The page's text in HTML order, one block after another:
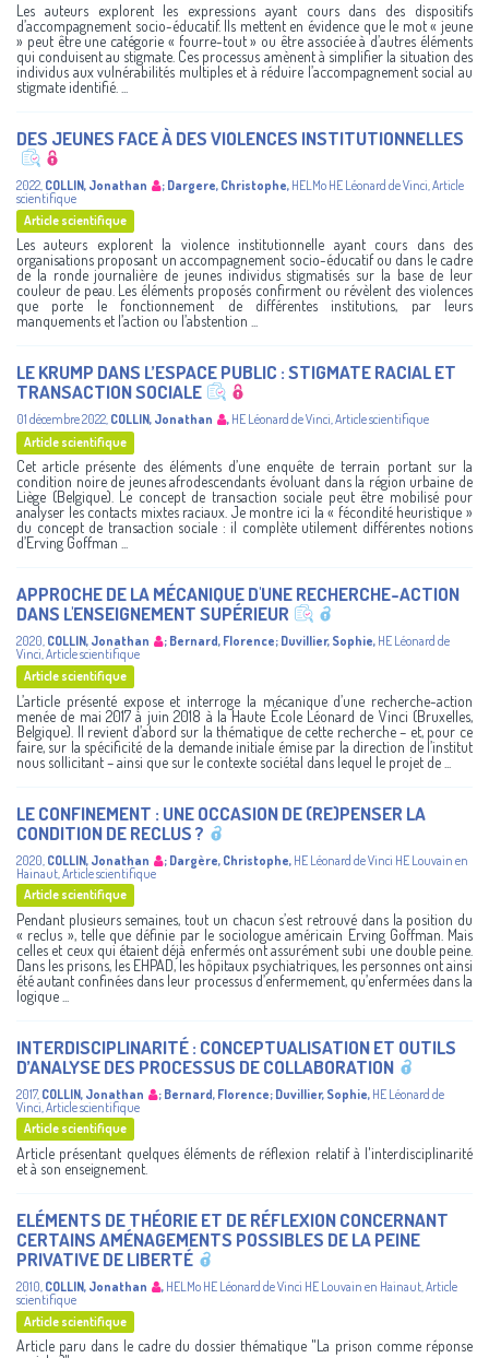
Les auteurs explorent les expressions ayant cours dans des dispositifs
d’accompagnement socio-éducatif. Ils mettent en évidence que le mot « jeune
» peut être une catégorie « fourre-tout » ou être associée à d’autres éléments
qui conduisent au stigmate. Ces processus amènent à simplifier la situation des
individus aux vulnérabilités multiples et à réduire l’accompagnement social au
stigmate identifié. ...
DES JEUNES FACE À DES VIOLENCES INSTITUTIONNELLES
2022, COLLIN, Jonathan ; Dargere, Christophe, HELMo HE Léonard de Vinci,Article
scientifique
Article scientifique
Les auteurs explorent la violence institutionnelle ayant cours dans des
organisations proposant un accompagnement socio-éducatif ou dans le cadre
de la ronde journalière de jeunes individus stigmatisés sur la base de leur
couleur de peau. Les éléments proposés confirment ou révèlent des violences
que porte le fonctionnement de différentes institutions, par leurs
manquements et l’action ou l’abstention ...
LE KRUMP DANS L’ESPACE PUBLIC : STIGMATE RACIAL ET
TRANSACTION SOCIALE
01 décembre 2022, COLLIN, Jonathan , HE Léonard de Vinci,Article scientifique
Article scientifique
Cet article présente des éléments d’une enquête de terrain portant sur la
condition noire de jeunes afrodescendants évoluant dans la région urbaine de
Liège (Belgique). Le concept de transaction sociale peut être mobilisé pour
analyser les contacts mixtes raciaux. Je montre ici la « fécondité heuristique »
du concept de transaction sociale : il complète utilement différentes notions
d’Erving Goffman ...
APPROCHE DE LA MÉCANIQUE D'UNE RECHERCHE-ACTION
DANS L'ENSEIGNEMENT SUPÉRIEUR
2020, COLLIN, Jonathan ; Bernard, Florence; Duvillier, Sophie, HE Léonard de
Vinci,Article scientifique
Article scientifique
L’article présenté expose et interroge la mécanique d’une recherche-action
menée de mai 2017 à juin 2018 à la Haute École Léonard de Vinci (Bruxelles,
Belgique). Il revient d’abord sur la thématique de cette recherche – et, pour ce
faire, sur la spécificité de la demande initiale émise par la direction de l’institut
nous sollicitant – ainsi que sur le contexte sociétal dans lequel le projet de ...
LE CONFINEMENT : UNE OCCASION DE (RE)PENSER LA
CONDITION DE RECLUS ?
2020 COLLIN, Jonathan ; Dargère, Christophe, HE Léonard de Vinci HE Louvain en
Hainaut Article scientifique
Article scientifique
Pendant plusieurs semaines, tout un chacun s’est retrouvé dans la position du
« reclus », telle que définie par le sociologue américain Erving Goffman. Mais
celles et ceux qui étaient déjà enfermés ont assurément subi une double peine.
Dans les prisons, les EHPAD, les hôpitaux psychiatriques, les personnes ont ainsi
été autant confinées dans leur processus d’enfermement, qu’enfermées dans la
logique ...
INTERDISCIPLINARITÉ : CONCEPTUALISATION ET OUTILS
D’ANALYSE DES PROCESSUS DE COLLABORATION
2017, COLLIN, Jonathan ; Bernard, Florence; Duvillier, Sophie, HE Léonard de
Vinci Article scientifique
Article scientifique
Article présentant quelques éléments de réflexion relatif à l'interdisciplinarité
et à son enseignement.
ELÉMENTS DE THÉORIE ET DE RÉFLEXION CONCERNANT
CERTAINS AMÉNAGEMENTS POSSIBLES DE LA PEINE
PRIVATIVE DE LIBERTÉ
2010 COLLIN, Jonathan , HELMo HE Léonard de Vinci HE Louvain en Hainaut Article
scientifique
Article scientifique
Article paru dans le cadre du dossier thématique "La prison comme réponse